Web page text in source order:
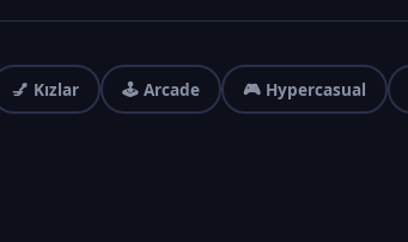
💅 Kızlar 🕹️ Arcade 🎮 Hypercasual